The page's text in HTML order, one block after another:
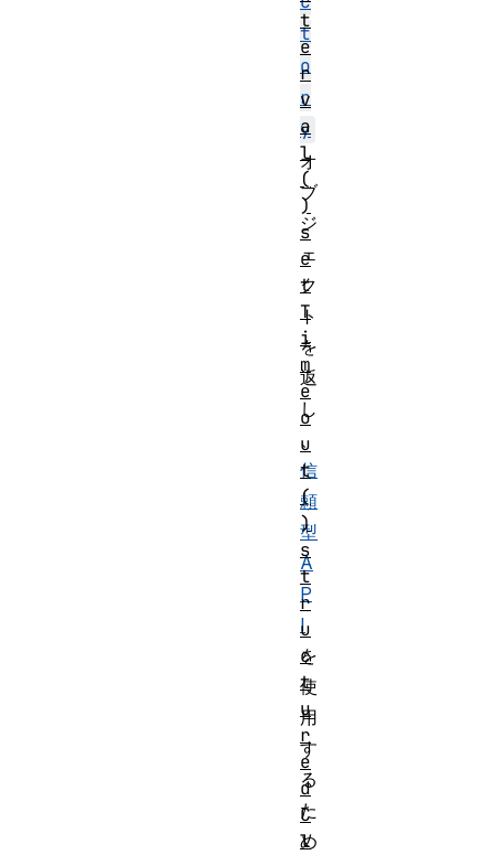
t
o
r
y
オ
ブ
ジ
ェ
ク
ト
を
返
し
、
信
頼
型
A
P
I
を
使
用
す
る
た
め
t
e
r
v
a
l
(
)
s
e
t
T
i
m
e
o
u
t
(
)
s
t
r
u
c
t
u
r
e
d
C
l